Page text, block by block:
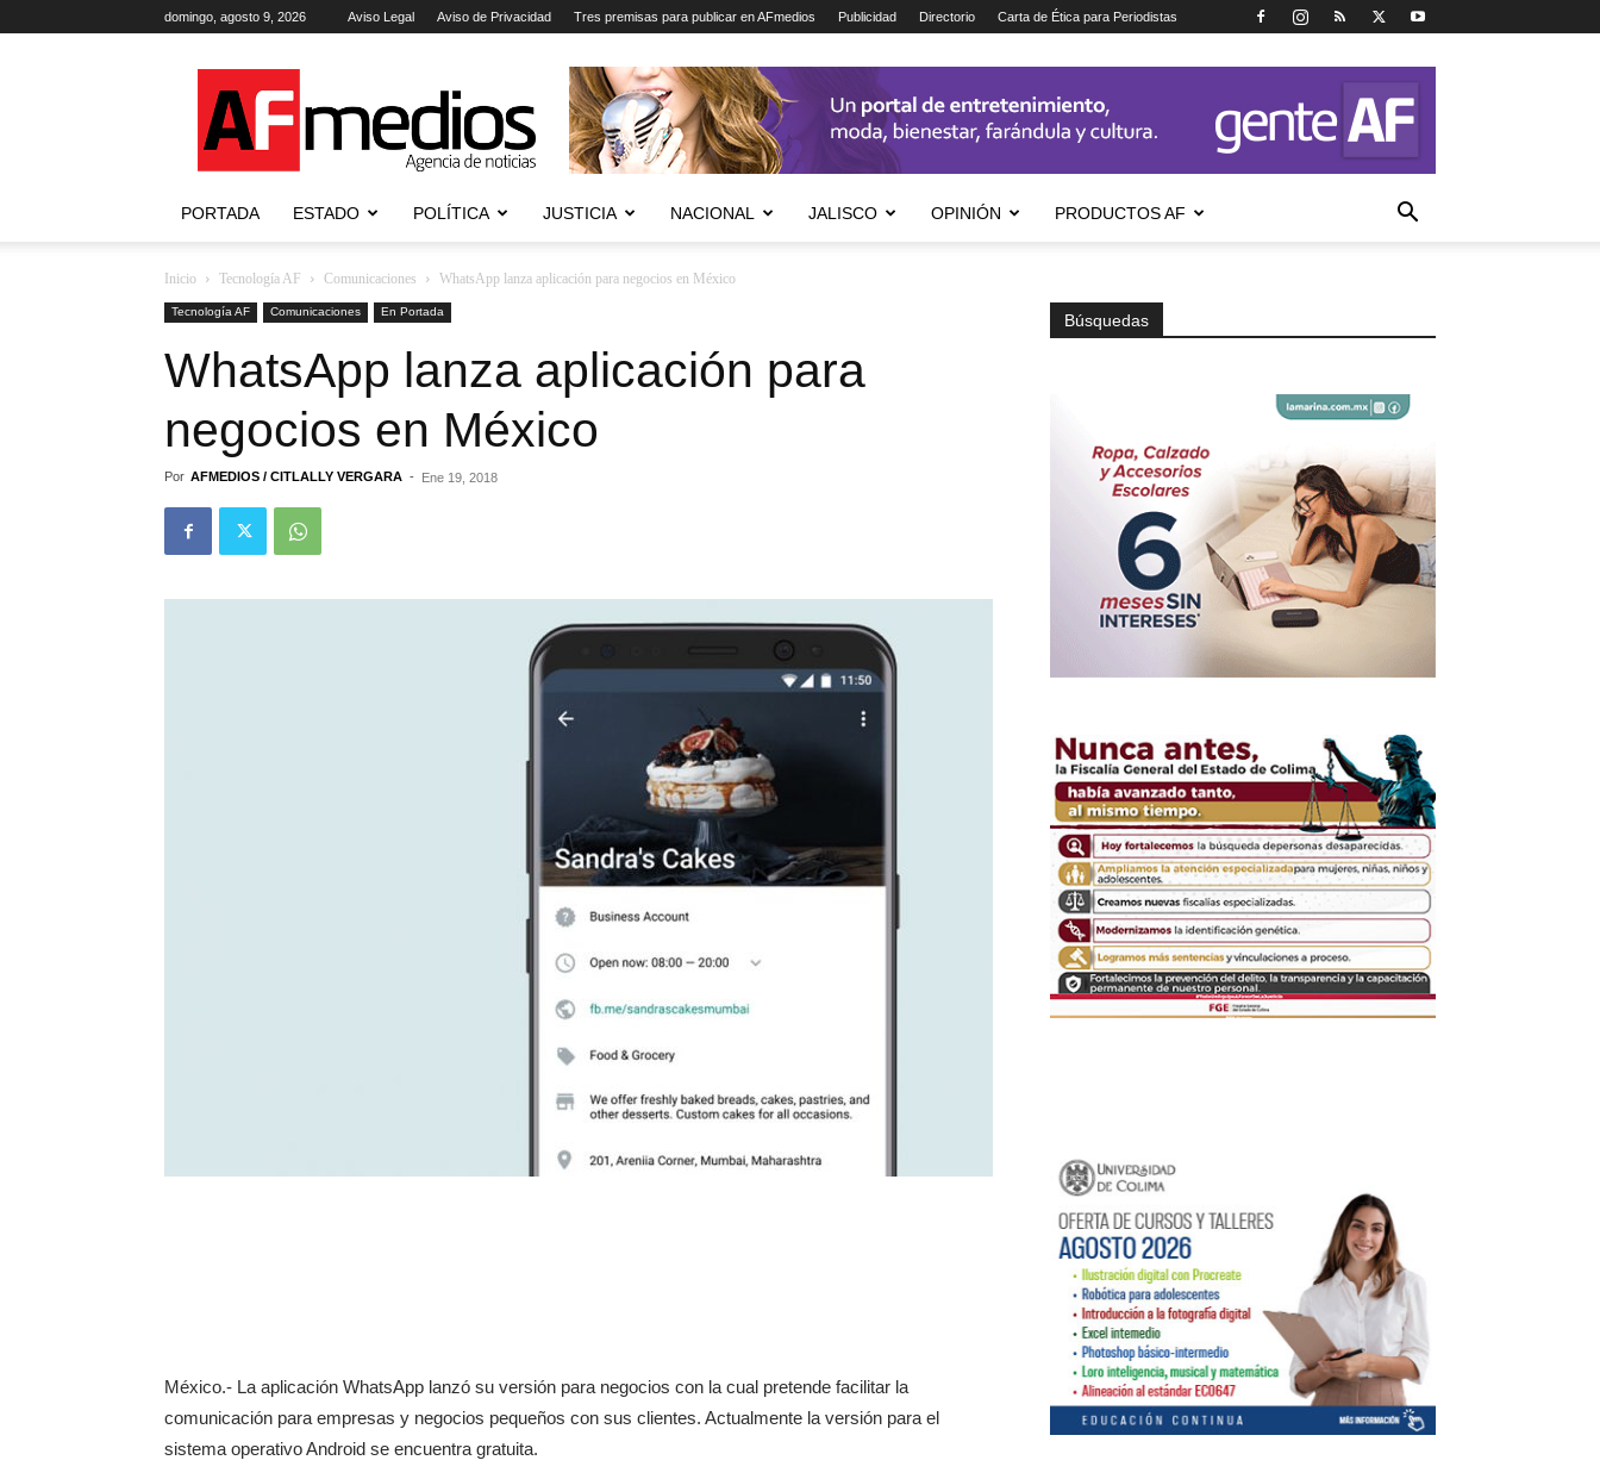
domingo, agosto 9, 2026 Aviso Legal Aviso de Privacidad Tres premisas para publicar en AFmedios Publicidad Directorio Carta de Ética para Periodistas
Agencia
de
Noticias
PORTADA ESTADO POLÍTICA JUSTICIA NACIONAL JALISCO OPINIÓN PRODUCTOS AF
Inicio Tecnología AF Comunicaciones WhatsApp lanza aplicación para negocios en México
Tecnología AF Comunicaciones En Portada
WhatsApp lanza aplicación para
negocios en México
Por AFMEDIOS / CITLALLY VERGARA - Ene 19, 2018
México.- La aplicación WhatsApp lanzó su versión para negocios con la cual pretende facilitar la
comunicación para empresas y negocios pequeños con sus clientes. Actualmente la versión para el
sistema operativo Android se encuentra gratuita.
Búsquedas